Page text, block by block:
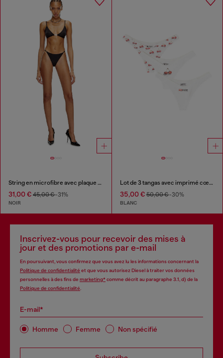
String en microfibre avec plaque Oval D
31,00 € 45,00 €-31%
NOIR
Lot de 3 tangas avec imprimé cœur-cerise
35,00 €50,00 €-30%
BLANC
Inscrivez-vous pour recevoir des mises à
jour et des promotions par e-mail
En poursuivant, vous confirmez que vous avez lu les informations concernant la
Politique de confidentialité et que vous autorisez Diesel à traiter vos données
personnelles à des fins de marketing*comme décrit au paragraphe 3.1, d) de la
Politique de confidentialité.
E-mail*
Homme Femme Non spécifié